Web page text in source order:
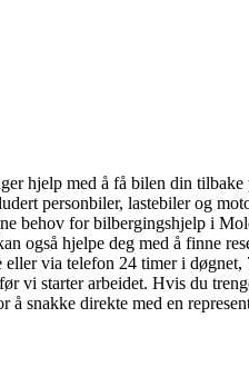
hjelp med å få bilen din
personbiler, lastebiler og
behov for bilbergingshjelp i
også hjelpe deg med å finne
via telefon 24 timer i
vi starter arbeidet. Hvis du
snakke direkte med en